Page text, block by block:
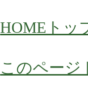
HOME トッ
このページ